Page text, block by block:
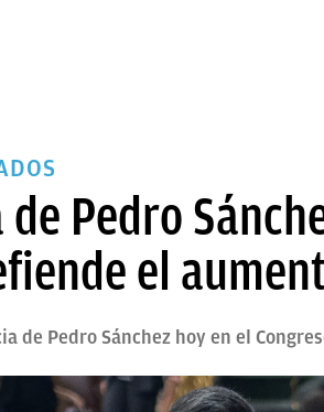
Pedro
el
de Pedro Sánchez hoy en el